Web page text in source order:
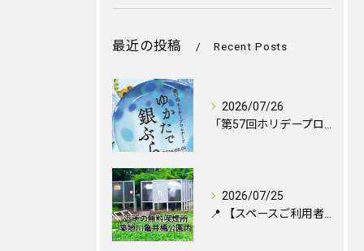
最近の投稿 Recent Posts
2026/07/26
2026/07/25